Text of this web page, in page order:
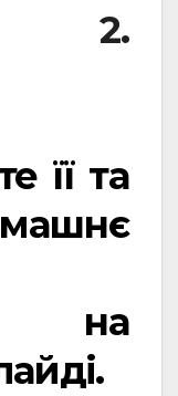
2.
її та
на